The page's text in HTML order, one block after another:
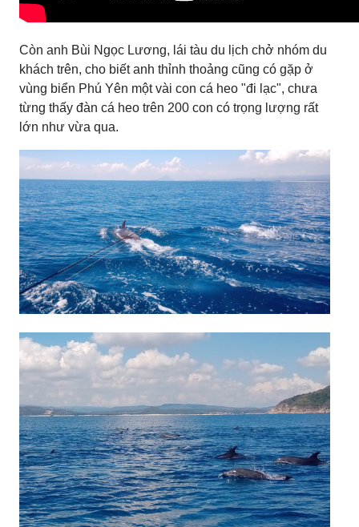
Còn anh Bùi Ngọc Lương, lái tàu du lịch chở nhóm du
khách trên, cho biết anh thỉnh thoảng cũng có gặp ở
vùng biển Phú Yên một vài con cá heo "đi lạc", chưa
từng thấy đàn cá heo trên 200 con có trọng lượng rất
lớn như vừa qua.